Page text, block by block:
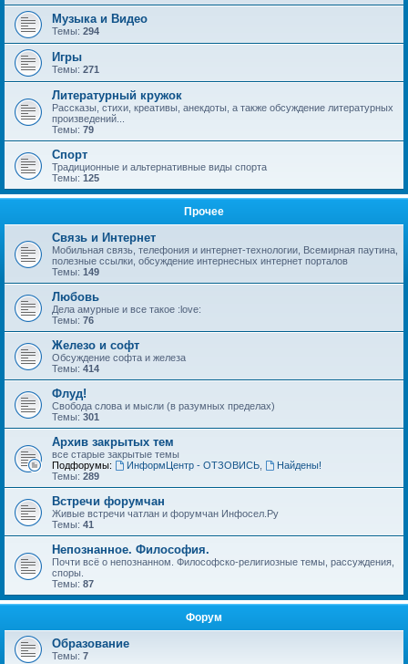
Музыка и Видео
Темы: 294
Игры
Темы: 271
Литературный кружок
Рассказы, стихи, креативы, анекдоты, а также обсуждение литературных
произведений...
Темы: 79
Спорт
Традиционные и альтернативные виды спорта
Темы: 125
Прочее
Связь и Интернет
Мобильная связь, телефония и интернет-технологии, Всемирная паутина,
полезные ссылки, обсуждение интернесных интернет порталов
Темы: 149
Любовь
Дела амурные и все такое :love:
Темы: 76
Железо и софт
Обсуждение софта и железа
Темы: 414
Флуд!
Свобода слова и мысли (в разумных пределах)
Темы: 301
Архив закрытых тем
все старые закрытые темы
Подфорумы:
ИнформЦентр - ОТЗОВИСЬ,
Найдены!
Темы: 289
Встречи форумчан
Живые встречи чатлан и форумчан Инфосел.Ру
Темы: 41
Непознанное. Философия.
Почти всё о непознанном. Философско-религиозные темы, рассуждения,
споры.
Темы: 87
Форум
Образование
Темы: 7